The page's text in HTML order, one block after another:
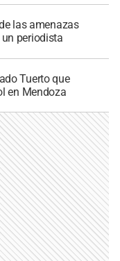
las amenazas
periodista
Tuerto que
en Mendoza